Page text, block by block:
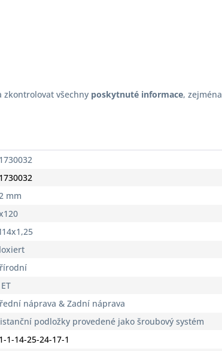
všechny poskytnuté informace, zejména
mm
náprava & Zadní náprava
podložky provedené jako šroubový systém
1-14-25-24-17-1